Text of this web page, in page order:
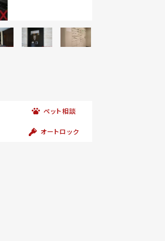
ペット相談
オートロック